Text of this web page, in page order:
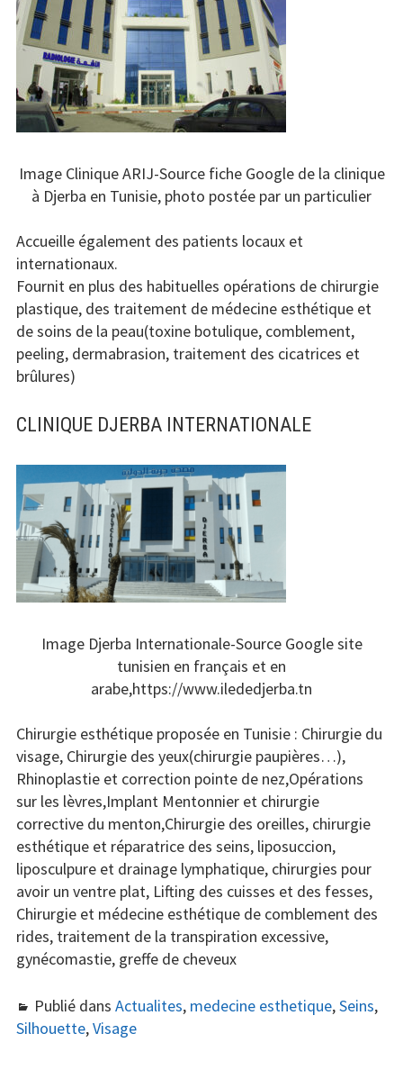
Image Clinique ARIJ-Source fiche Google de la clinique
à Djerba en Tunisie, photo postée par un particulier
Accueille également des patients locaux et
internationaux.
Fournit en plus des habituelles opérations de chirurgie
plastique, des traitement de médecine esthétique et
de soins de la peau(toxine botulique, comblement,
peeling, dermabrasion, traitement des cicatrices et
brûlures)
CLINIQUE DJERBA INTERNATIONALE
Image Djerba Internationale-Source Google site
tunisien en français et en
arabe,https://www.ilededjerba.tn
Chirurgie esthétique proposée en Tunisie : Chirurgie du
visage, Chirurgie des yeux(chirurgie paupières…),
Rhinoplastie et correction pointe de nez,Opérations
sur les lèvres,Implant Mentonnier et chirurgie
corrective du menton,Chirurgie des oreilles, chirurgie
esthétique et réparatrice des seins, liposuccion,
liposculpure et drainage lymphatique, chirurgies pour
avoir un ventre plat, Lifting des cuisses et des fesses,
Chirurgie et médecine esthétique de comblement des
rides, traitement de la transpiration excessive,
gynécomastie, greffe de cheveux
Publié dans Actualites, medecine esthetique,Seins,
Silhouette,Visage